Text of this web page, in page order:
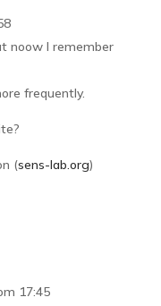
noow I remember
frequently.
(sens-lab.org)
17:45